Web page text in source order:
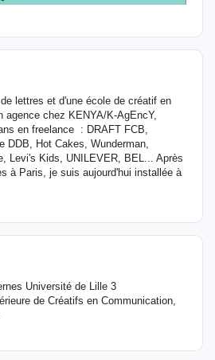
lettres et d'une école de créatif en
agence chez KENYA/K-AgEncY,
en freelance : DRAFT FCB,
DDB, Hot Cakes, Wunderman,
Levi's Kids, UNILEVER, BEL... Après
à Paris, je suis aujourd'hui installée à
Université de Lille 3
de Créatifs en Communication,